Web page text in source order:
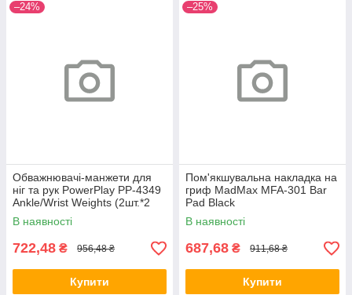
–24%
Обважнювачі-манжети для
ніг та рук PowerPlay PP-4349
Ankle/Wrist Weights (2шт.*2
kg) (пара) Чорні
В наявності
722,48 ₴ 956,48 ₴
Купити
–25%
Пом'якшувальна накладка на
гриф MadMax MFA-301 Bar
Pad Black
В наявності
687,68 ₴ 911,68 ₴
Купити